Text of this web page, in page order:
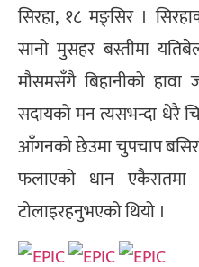
सिरहा, १८ मङ्सिर ।
सानो मुसहर बस्तीमा
मौसमसँगै बिहानीको
सदायको मन त्यसभन्दा धेरै
आँगनको छेउमा चुपचाप
फलाएको धान
टोलाइरहनुभएको थियो ।